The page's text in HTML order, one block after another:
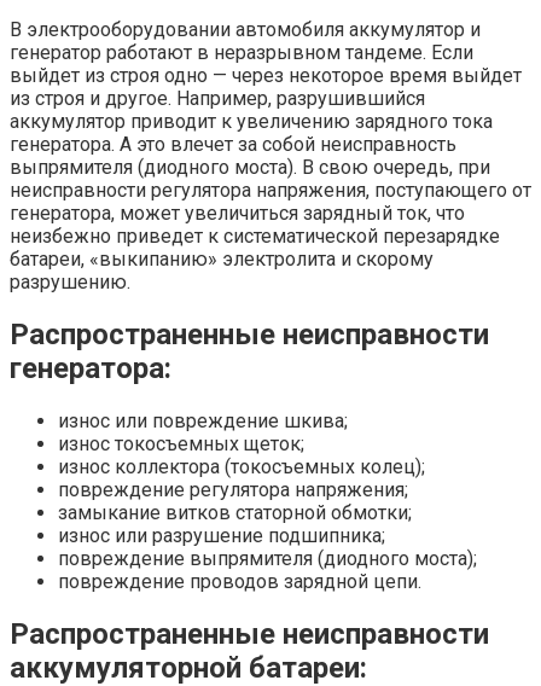
В электрооборудовании автомобиля аккумулятор и
генератор работают в неразрывном тандеме. Если
выйдет из строя одно — через некоторое время выйдет
из строя и другое. Например, разрушившийся
аккумулятор приводит к увеличению зарядного тока
генератора. А это влечет за собой неисправность
выпрямителя (диодного моста). В свою очередь, при
неисправности регулятора напряжения, поступающего от
генератора, может увеличиться зарядный ток, что
неизбежно приведет к систематической перезарядке
батареи, «выкипанию» электролита и скорому
разрушению.
Распространенные неисправности
генератора:
износ или повреждение шкива;
износ токосъемных щеток;
износ коллектора (токосъемных колец);
повреждение регулятора напряжения;
замыкание витков статорной обмотки;
износ или разрушение подшипника;
повреждение выпрямителя (диодного моста);
повреждение проводов зарядной цепи.
Распространенные неисправности
аккумуляторной батареи: